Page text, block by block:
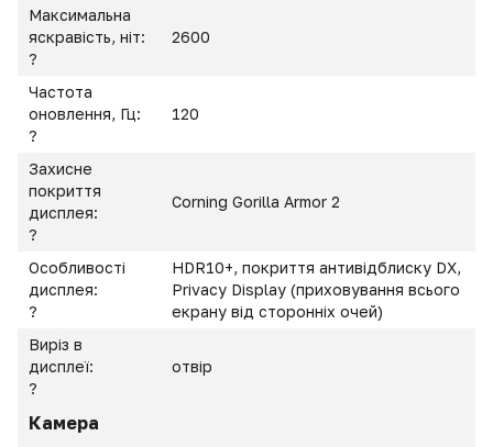
Максимальна
яскравість, ніт:
?
2600
Частота
оновлення, Гц:
?
120
Захисне
покриття
дисплея:
?
Corning Gorilla Armor 2
Особливості
дисплея:
?
HDR10+, покриття антивідблиску DX,
Privacy Display (приховування всього
екрану від сторонніх очей)
Виріз в
дисплеї:
?
отвір
Камера